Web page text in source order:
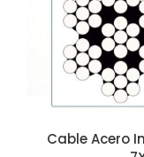
Cable Acero